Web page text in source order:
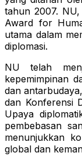
tahun 2007.
Award for
utama dalam
diplomasi.
NU telah
kepemimpinan
dan
dan Konferensi
Upaya
pembebasan
menunjukkan
global dan